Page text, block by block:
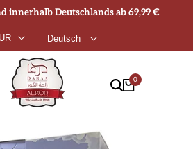
innerhalb Deutschlands ab 69,99 €
Deutsch
0